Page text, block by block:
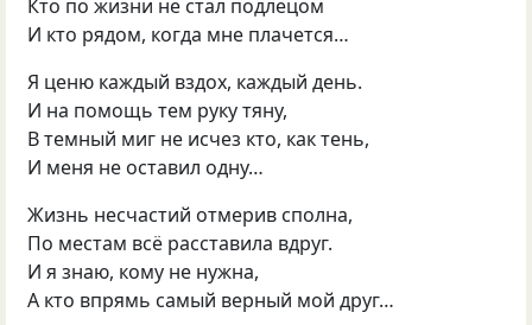
Кто по жизни не стал подлецом
И кто рядом, когда мне плачется…
Я ценю каждый вздох, каждый день.
И на помощь тем руку тяну,
В темный миг не исчез кто, как тень,
И меня не оставил одну…
Жизнь несчастий отмерив сполна,
По местам всё расставила вдруг.
И я знаю, кому не нужна,
А кто впрямь самый верный мой друг…